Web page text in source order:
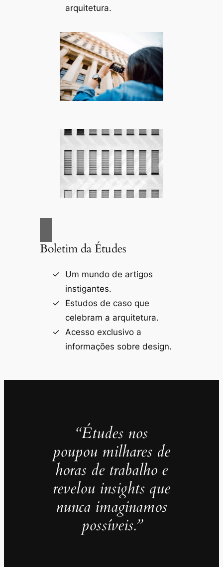
arquitetura.
Boletim da Études
Um mundo de artigos
instigantes.
Estudos de caso que
celebram a arquitetura.
Acesso exclusivo a
informações sobre design.
“Études nos
poupou milhares de
horas de trabalho e
revelou insights que
nunca imaginamos
possíveis.”